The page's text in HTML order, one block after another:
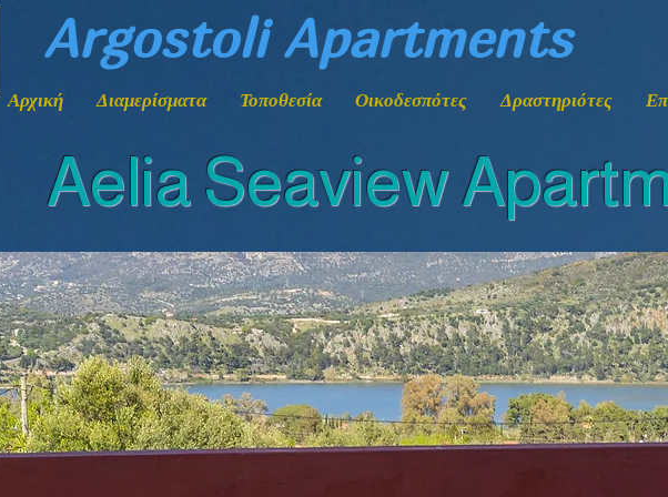
Argostoli Apartments
Αρχική Διαμερίσματα Τοποθεσία Οικοδεσπότες Δραστηριότες
Aelia Seaview